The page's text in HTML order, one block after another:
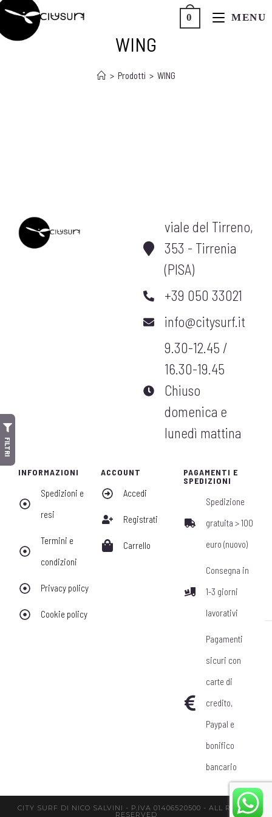
0 MENU
WING
> Prodotti > WING
FILTRI
viale del Tirreno,
353 - Tirrenia
(PISA)
+39 050 33021
info@citysurf.it
9.30-12.45 /
16.30-19.45
Chiuso
domenica e
lunedì mattina
INFORMAZIONI
Spedizioni e
resi
Termini e
condizioni
Privacy policy
Cookie policy
ACCOUNT
Accedi
Registrati
Carrello
PAGAMENTI E
SPEDIZIONI
Spedizione
gratuita > 100
euro (nuovo)
Consegna in
1-3 giorni
lavorativi
Pagamenti
sicuri con
carte di
credito,
Paypal e
bonifico
bancario
CITY SURF DI NICO SALVINI - P.IVA 01406520500 - ALL RIGHTS
RESERVED